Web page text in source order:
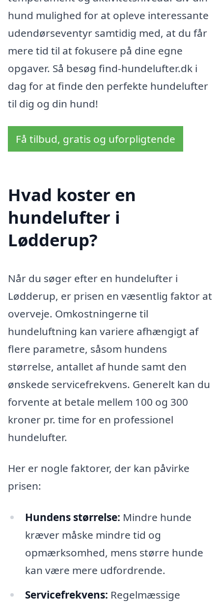
hund mulighed for at opleve interessante
udendørseventyr samtidig med, at du får
mere tid til at fokusere på dine egne
opgaver. Så besøg find-hundelufter.dk i
dag for at finde den perfekte hundelufter
til dig og din hund!
Få tilbud, gratis og uforpligtende
Hvad koster en
hundelufter i
Lødderup?
Når du søger efter en hundelufter i
Lødderup, er prisen en væsentlig faktor at
overveje. Omkostningerne til
hundeluftning kan variere afhængigt af
flere parametre, såsom hundens
størrelse, antallet af hunde samt den
ønskede servicefrekvens. Generelt kan du
forvente at betale mellem 100 og 300
kroner pr. time for en professionel
hundelufter.
Her er nogle faktorer, der kan påvirke
prisen:
Hundens størrelse: Mindre hunde
kræver måske mindre tid og
opmærksomhed, mens større hunde
kan være mere udfordrende.
Servicefrekvens: Regelmæssige